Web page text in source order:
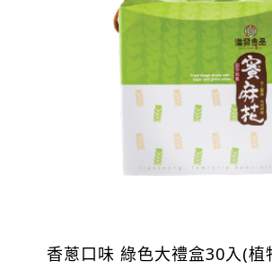
香蔥口味 綠色大禮盒30入(植